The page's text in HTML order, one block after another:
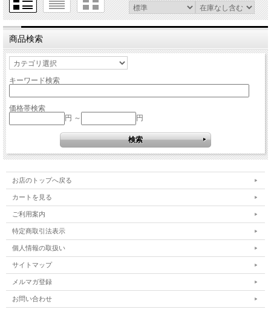
商品検索
キーワード検索
価格帯検索
円 ～
円
お店のトップへ戻る
カートを見る
ご利用案内
特定商取引法表示
個人情報の取扱い
サイトマップ
メルマガ登録
お問い合わせ